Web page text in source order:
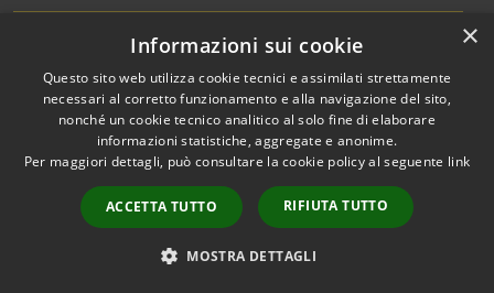
Notizie
Comunicati
VIVERE IL COMUNE
×
Informazioni sui cookie
Questo sito web utilizza cookie tecnici e assimilati strettamente
necessari al corretto funzionamento e alla navigazione del sito,
nonché un cookie tecnico analitico al solo fine di elaborare
informazioni statistiche, aggregate e anonime.
Per maggiori dettagli, può consultare la cookie policy al seguente link
ACCETTA TUTTO RIFIUTA TUTTO
MOSTRA DETTAGLI